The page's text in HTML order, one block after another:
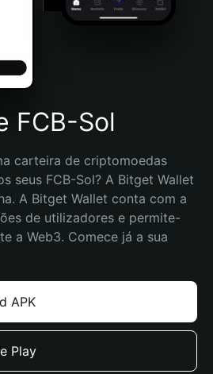
FCB-Sol
carteira de criptomoedas
seus FCB-Sol? A Bitget Wallet
A Bitget Wallet conta com a
de utilizadores e permite-
a Web3. Comece já a sua
APK
Play